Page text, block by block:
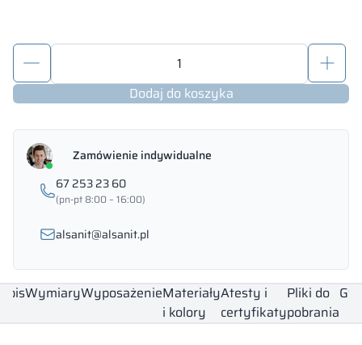
ilość
szafka
metal
z
HPL
Combo
Dodaj do koszyka
Zamówienie indywidualne
67 253 23 60
(pn-pt 8:00 – 16:00)
alsanit@alsanit.pl
OpisWymiaryWyposażenieMateriały
i kolory
Atesty i
certyfikaty
Pliki do
pobrania